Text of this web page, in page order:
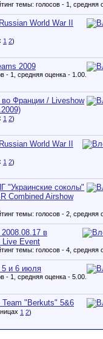
World War II
1 2)
2009
Франции / Liveshow
1 2)
World War II
1 2)
"Украинские соколы"
Combined Airshow
в
Event
5 и 6 июля
"Berkuts" 5&6
1 2)